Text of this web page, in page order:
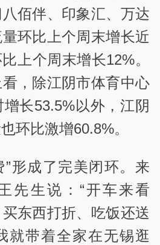
佰伴、印象汇、万达
环比上个周末增长近
比上个周末增长12%。
，除江阴市体育中心
增长53.5%以外，江阴
环比激增60.8%。
”形成了完美闭环。来
先生说：“开车来看
东西打折、吃饭还送
就带着全家在无锡逛